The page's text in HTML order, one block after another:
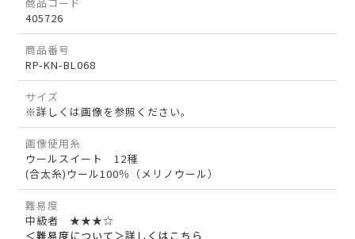
405726
商品番号
RP-KN-BL068
サイズ
※詳しくは画像を参照ください。
画像使用糸
ウールスイート 12種
(合太糸)ウール100％（メリノウール）
難易度
中級者 ★★★☆
＜難易度について＞詳しくはこちら